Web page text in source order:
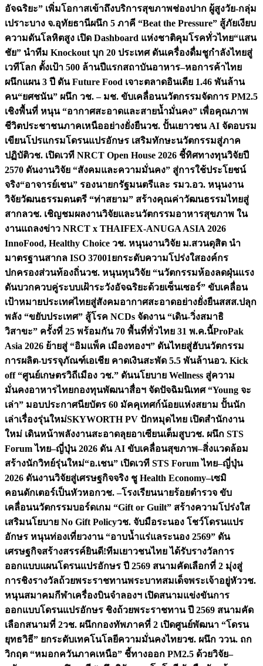
อัจฉริยะ” เพิ่มโอกาสเข้าถึงบริการสุขภาพช่องปาก ผู้สูงวัย-กลุ่ม
เปราะบาง จ.อุทัยธานีผนึก 5 ภาคี “Beat the Pressure” สู้ภัยเงียบ
ความดันโลหิตสูง เปิด Dashboard แห่งชาติคุมโรคทั่วไทย“แสน
ชัย” นำทีม Knockout บุก 20 ประเทศ ดันเครื่องดื่มชูกำลังไทยสู่
เวทีโลก ตั้งเป้า 500 ล้านปีแรกสถาบันอาหาร–หอการค้าไทย
ผนึกแผน 3 ปี ดัน Future Food เจาะตลาดอินเดีย 1.46 พันล้าน
คน“ยศชนัน” ผนึก วช. – มช. ขับเคลื่อนนวัตกรรมจัดการ PM2.5
เชิงพื้นที่ หนุน “อากาศสะอาดและสายน้ำมั่นคง” เพื่อคุณภาพ
ชีวิตประชาชนภาคเหนืออย่างยั่งยืนวช. ปั้นเยาวชน AI จัดอบรม
เขียนโปรแกรมโดรนแปรอักษร เสริมทักษะนวัตกรรมสู่ภาค
ปฏิบัติวช. เปิดเวที NRCT Open House 2026 ชี้ทิศทางทุนวิจัยปี
2570 ดันงานวิจัย “สังคมและความมั่นคง” สู่การใช้ประโยชน์
จริง“อาจารย์เชน” รองนายกรัฐมนตรีและ รมว.อว. หนุนงาน
วิจัยวัฒนธรรมดนตรี “ท่าสยาม” สร้างคุณค่าวัฒนธรรมไทยสู่
สากลวช. เชิญชมผลงานวิจัยและนวัตกรรมอาหารสุขภาพ ใน
งานแถลงข่าว NRCT x THAIFEX-ANUGA ASIA 2026
InnoFood, Healthy Choice วช. หนุนงานวิจัย ม.สวนดุสิต นำ
มาตรฐานสากล ISO 37001ยกระดับความโปร่งใสองค์กร
ปกครองส่วนท้องถิ่นวช. หนุนทุนวิจัย “นวัตกรรมห้องลดฝุ่นแรง
ดันบวกควบคู่ระบบเฝ้าระวังอัจฉริยะด้วยเซ็นเซอร์” ขับเคลื่อน
เป้าหมายประเทศไทยสู่สังคมอากาศสะอาดอย่างยั่งยืนสสส.ปลุก
พลัง “ขยับประเทศ” สู้โรค NCDs จัดงาน “เดิน-วิ่งสมาธิ
วิสาขะ” ครั้งที่ 25 พร้อมกัน 70 พื้นที่ทั่วไทย 31 พ.ค.นี้ProPak
Asia 2026 ย้ายสู่ “อิมแพ็ค เมืองทองฯ” ดันไทยสู่ฮับนวัตกรรม
การผลิต-บรรจุภัณฑ์เอเชีย คาดเงินสะพัด 5.5 พันล้านอว. Kick
off “ศูนย์เกษตรวิถีเมือง วช.” ดันนโยบาย Wellness สู่ความ
มั่นคงอาหารไทยกองทุนพัฒนาสื่อฯ จัดปัจฉิมนิเทศ “Young จะ
เล่า” มอบประกาศนียบัตร 60 มัคคุเทศก์น้อยแห่งสยาม ปั้นนัก
เล่าเรื่องรุ่นใหม่SKYWORTH PV ปักหมุดไทย เปิดสำนักงาน
ใหม่ เดินหน้าพลังงานสะอาดลุยอาเซียนเต็มสูบวช. ผนึก STS
Forum ไทย–ญี่ปุ่น 2026 ดัน AI ขับเคลื่อนสุขภาพ–สิ่งแวดล้อม
สร้างนักวิทย์รุ่นใหม่“อ.เชน” เปิดเวที STS Forum ไทย–ญี่ปุ่น
2026 ดันงานวิจัยสู่เศรษฐกิจจริง ชู Health Economy–เซมิ
คอนดักเตอร์เป็นหัวหอกวช. –โรงเรียนนายร้อยตำรวจ ขับ
เคลื่อนนวัตกรรมบอร์ดเกม “Gift or Guilt” สร้างความโปร่งใส
เสริมนโยบาย No Gift Policyวช. จับมือระนอง โชว์โดรนแปร
อักษร หนุนท่องเที่ยวงาน “อาบน้ำแร่แลระนอง 2569” ดัน
เศรษฐกิจสร้างสรรค์ยินดี!ทีมเยาวชนไทย ได้รับรางวัลการ
ออกแบบแผนโดรนแปรอักษร ปี 2569 สนามคัดเลือกที่ 2 มุ่งสู่
การชิงรางวัลถ้วยพระราชทานพระบาทสมเด็จพระเจ้าอยู่หัววช.
หนุนสมาคมกีฬาเครื่องบินจำลองฯ เปิดสนามแข่งขันการ
ออกแบบโดรนแปรอักษร ชิงถ้วยพระราชทาน ปี 2569 สนามคัด
เลือกสนามที่ 2วช. ผนึกกองทัพภาคที่ 2 เปิดศูนย์พัฒนา “โดรน
ยุทธวิธี” ยกระดับเทคโนโลยีความมั่นคงไทยวช. ผนึก ววน. ถก
วิกฤต “หมอกควันภาคเหนือ” ชี้ทางออก PM2.5 ด้วยวิจัย–